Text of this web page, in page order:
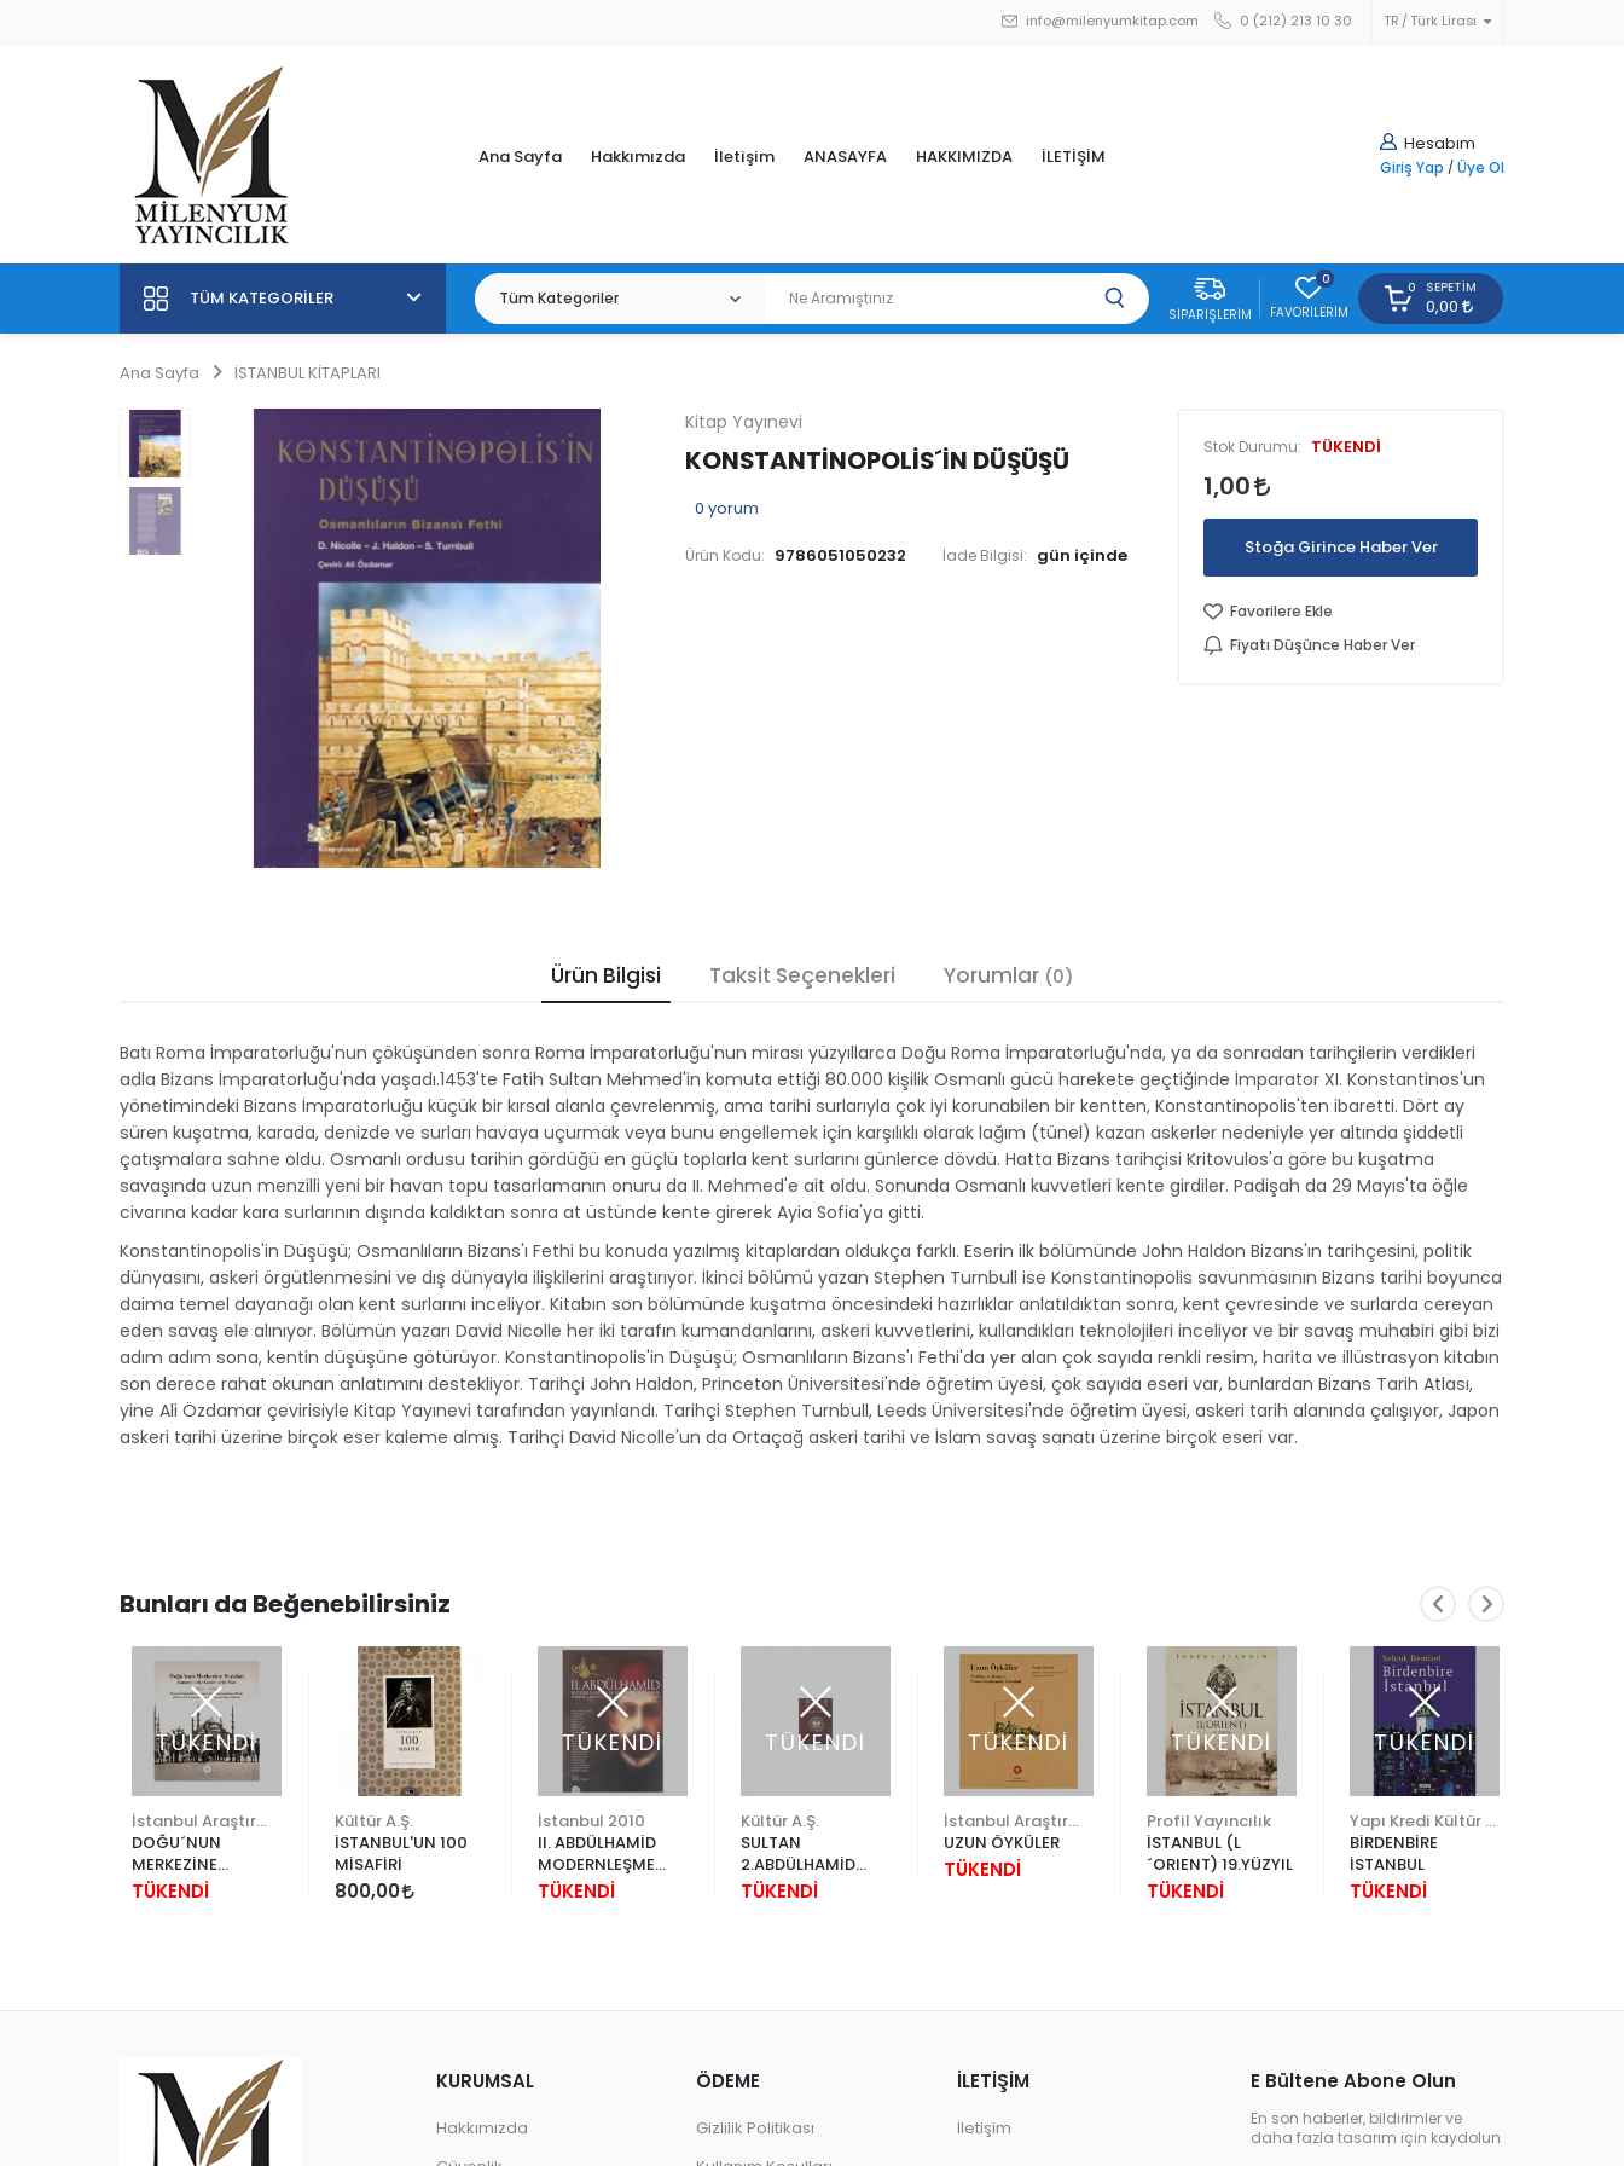
TR Türk Lirası
info@milenyumkitap.com 0 (212) 213 10 30
Hesabım
Giriş Yap / Üye Ol
Ana Sayfa Hakkımızda İletişim ANASAYFA HAKKIMIZDA İLETİŞİM
TÜM KATEGORILER
SIPARIŞLERIM
0
FAVORILERIM
0 SEPETIM
0,00
Ana Sayfa İSTANBUL KİTAPLARI
Kitap Yayınevi
KONSTANTİNOPOLİS´İN DÜŞÜŞÜ
0 yorum
Ürün Kodu: 9786051050232 İade Bilgisi:
Stok Durumu: TÜKENDİ
1,00
Stoğa Girince Haber Ver
Favorilere Ekle
Fiyatı Düşünce Haber Ver
Ürün Bilgisi Taksit Seçenekleri Yorumlar (0)
Batı Roma İmparatorluğu'nun çöküşünden sonra Roma İmparatorluğu'nun mirası yüzyıllarca Doğu Roma İmparatorluğu'nda, ya da sonradan tarihçilerin verdikleri
adla Bizans İmparatorluğu'nda yaşadı.1453'te Fatih Sultan Mehmed'in komuta ettiği 80.000 kişilik Osmanlı gücü harekete geçtiğinde İmparator XI. Konstantinos'un
yönetimindeki Bizans İmparatorluğu küçük bir kırsal alanla çevrelenmiş, ama tarihi surlarıyla çok iyi korunabilen bir kentten, Konstantinopolis'ten ibaretti. Dört ay
süren kuşatma, karada, denizde ve surları havaya uçurmak veya bunu engellemek için karşılıklı olarak lağım (tünel) kazan askerler nedeniyle yer altında şiddetli
çatışmalara sahne oldu. Osmanlı ordusu tarihin gördüğü en güçlü toplarla kent surlarını günlerce dövdü. Hatta Bizans tarihçisi Kritovulos'a göre bu kuşatma
savaşında uzun menzilli yeni bir havan topu tasarlamanın onuru da II. Mehmed'e ait oldu. Sonunda Osmanlı kuvvetleri kente girdiler. Padişah da 29 Mayıs'ta öğle
civarına kadar kara surlarının dışında kaldıktan sonra at üstünde kente girerek Ayia Sofia'ya gitti.
Konstantinopolis'in Düşüşü; Osmanlıların Bizans'ı Fethi bu konuda yazılmış kitaplardan oldukça farklı. Eserin ilk bölümünde John Haldon Bizans'ın tarihçesini, politik
dünyasını, askeri örgütlenmesini ve dış dünyayla ilişkilerini araştırıyor. İkinci bölümü yazan Stephen Turnbull ise Konstantinopolis savunmasının Bizans tarihi boyunca
daima temel dayanağı olan kent surlarını inceliyor. Kitabın son bölümünde kuşatma öncesindeki hazırlıklar anlatıldıktan sonra, kent çevresinde ve surlarda cereyan
eden savaş ele alınıyor. Bölümün yazarı David Nicolle her iki tarafın kumandanlarını, askeri kuvvetlerini, kullandıkları teknolojileri inceliyor ve bir savaş muhabiri gibi bizi
adım adım sona, kentin düşüşüne götürüyor. Konstantinopolis'in Düşüşü; Osmanlıların Bizans'ı Fethi'da yer alan çok sayıda renkli resim, harita ve illüstrasyon kitabın
son derece rahat okunan anlatımını destekliyor. Tarihçi John Haldon, Princeton Üniversitesi'nde öğretim üyesi, çok sayıda eseri var, bunlardan Bizans Tarih Atlası,
yine Ali Özdamar çevirisiyle Kitap Yayınevi tarafından yayınlandı. Tarihçi Stephen Turnbull, Leeds Üniversitesi'nde öğretim üyesi, askeri tarih alanında çalışıyor, Japon
askeri tarihi üzerine birçok eser kaleme almış. Tarihçi David Nicolle'un da Ortaçağ askeri tarihi ve İslam savaş sanatı üzerine birçok eseri var.
Bunları da Beğenebilirsiniz
TÜKENDİ
DOĞU´NUN
MERKEZİNE
SEYAHAT 1850 -
TÜKENDİ
Kültür A.Ş.
İSTANBUL'UN 100
MİSAFİRİ
800,00
TÜKENDİ
İstanbul 2010
II. ABDÜLHAMİD
MODERNLEŞME
SÜRECİNDE
TÜKENDİ
TÜKENDİ
Kültür A.Ş.
SULTAN
2.ABDÜLHAMİD
ARŞİVİ İSTANBUL
TÜKENDİ
TÜKENDİ
UZUN ÖYKÜLER
TÜKENDİ
TÜKENDİ
Profil Yayıncılık
İSTANBUL (L
´ORIENT) 19.YÜZYIL
TÜKENDİ
TÜKENDİ
BİRDENBİRE
İSTANBUL
TÜKENDİ
E Bültene Abone Olun
En son haberler, bildirimler ve
daha fazla tasarım için kaydolun
KURUMSAL
Hakkımızda
ÖDEME
Gizlilik Politikası
İLETİŞİM
İletişim